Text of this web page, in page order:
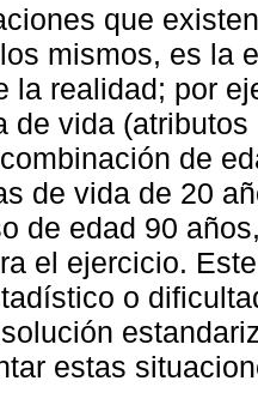
que
mismos, es la
la realidad; por
de vida
de
de vida de 20
de edad 90
el ejercicio.
o
estas